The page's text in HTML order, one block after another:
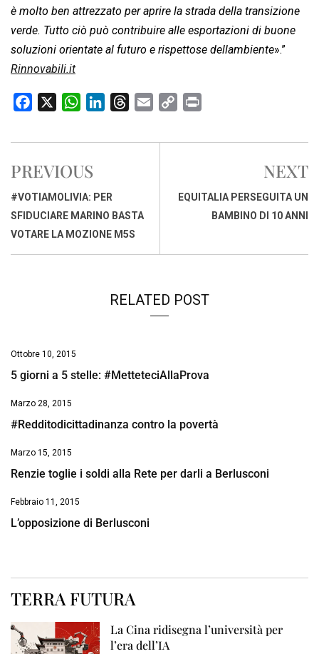
è molto ben attrezzato per aprire la strada della transizione
verde. Tutto ciò può contribuire alle esportazioni di buone
soluzioni orientate al futuro e rispettose dellambiente».”
Rinnovabili.it
c
b
o
o
k
W
a
s
A
p
p
n
d
I
n
r
s
a
p
i
i
PREVIOUS
#VOTIAMOLIVIA: PER
SFIDUCIARE MARINO BASTA
VOTARE LA MOZIONE M5S
NEXT
EQUITALIA PERSEGUITA UN
BAMBINO DI 10 ANNI
RELATED POST
Ottobre 10, 2015
5 giorni a 5 stelle: #MetteteciAllaProva
Marzo 28, 2015
#Redditodicittadinanza contro la povertà
Marzo 15, 2015
Renzie toglie i soldi alla Rete per darli a Berlusconi
Febbraio 11, 2015
L’opposizione di Berlusconi
TERRA FUTURA
La Cina ridisegna l’università per
l’era dell’IA